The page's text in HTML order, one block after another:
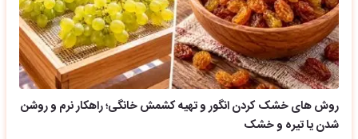
روش های خشک کردن انگور و تهیه کشمش خانگی؛ راهکار نرم و روشن
شدن یا تیره و خشک